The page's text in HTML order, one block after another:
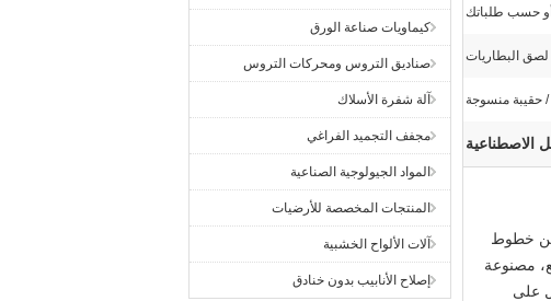
كيماويات صناعة الورق
صناديق التروس ومحركات التروس
آلة شفرة الأسلاك
مجفف التجميد الفراغي
المواد الجيولوجية الصناعية
المنتجات المخصصة للأرضيات
آلات الألواح الخشبية
إصلاح الأنابيب بدون خنادق
لصق البطاريات
الاصطناعية
من خطوط
مصنوعة
على